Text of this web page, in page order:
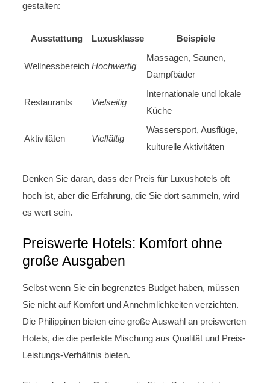
gestalten:
Ausstattung Luxusklasse Beispiele
Wellnessbereich Hochwertig
Massagen, Saunen,
Dampfbäder
Restaurants Vielseitig
Internationale und lokale
Küche
Aktivitäten Vielfältig
Wassersport, Ausflüge,
kulturelle Aktivitäten
Denken Sie daran, dass der Preis für Luxushotels oft
hoch ist, aber die Erfahrung, die Sie dort sammeln, wird
es wert sein.
Preiswerte Hotels: Komfort ohne
große Ausgaben
Selbst wenn Sie ein begrenztes Budget haben, müssen
Sie nicht auf Komfort und Annehmlichkeiten verzichten.
Die Philippinen bieten eine große Auswahl an preiswerten
Hotels, die die perfekte Mischung aus Qualität und Preis-
Leistungs-Verhältnis bieten.